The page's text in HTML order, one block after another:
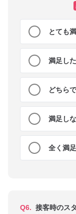
とても
満足した
どちら
満足し
全く満
Q6. 接客時のス